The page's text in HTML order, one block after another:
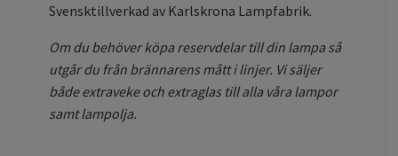
Svensktillverkad av Karlskrona Lampfabrik.
Om du behöver köpa reservdelar till din lampa så
utgår du från brännarens mått i linjer. Vi säljer
både extraveke och extraglas till alla våra lampor
samt lampolja.